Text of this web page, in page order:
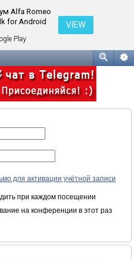
Alfa Romeo
for Android
Play
VIEW
для активации учётной записи
при каждом посещении
на конференции в этот раз